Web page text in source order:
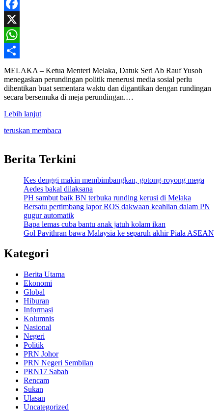
Facebook
X
WhatsApp
Share
MELAKA – Ketua Menteri Melaka, Datuk Seri Ab Rauf Yusoh
menegaskan perundingan politik menerusi media sosial perlu
dihentikan buat sementara waktu dan digantikan dengan rundingan
secara bersemuka di meja perundingan.…
Lebih lanjut
teruskan membaca
Berita Terkini
Kes denggi makin membimbangkan, gotong-royong mega
Aedes bakal dilaksana
PH sambut baik BN terbuka runding kerusi di Melaka
Bersatu pertimbang lapor ROS dakwaan keahlian dalam PN
gugur automatik
Bapa lemas cuba bantu anak jatuh kolam ikan
Gol Pavithran bawa Malaysia ke separuh akhir Piala ASEAN
Kategori
Berita Utama
Ekonomi
Global
Hiburan
Informasi
Kolumnis
Nasional
Negeri
Politik
PRN Johor
PRN Negeri Sembilan
PRN17 Sabah
Rencam
Sukan
Ulasan
Uncategorized